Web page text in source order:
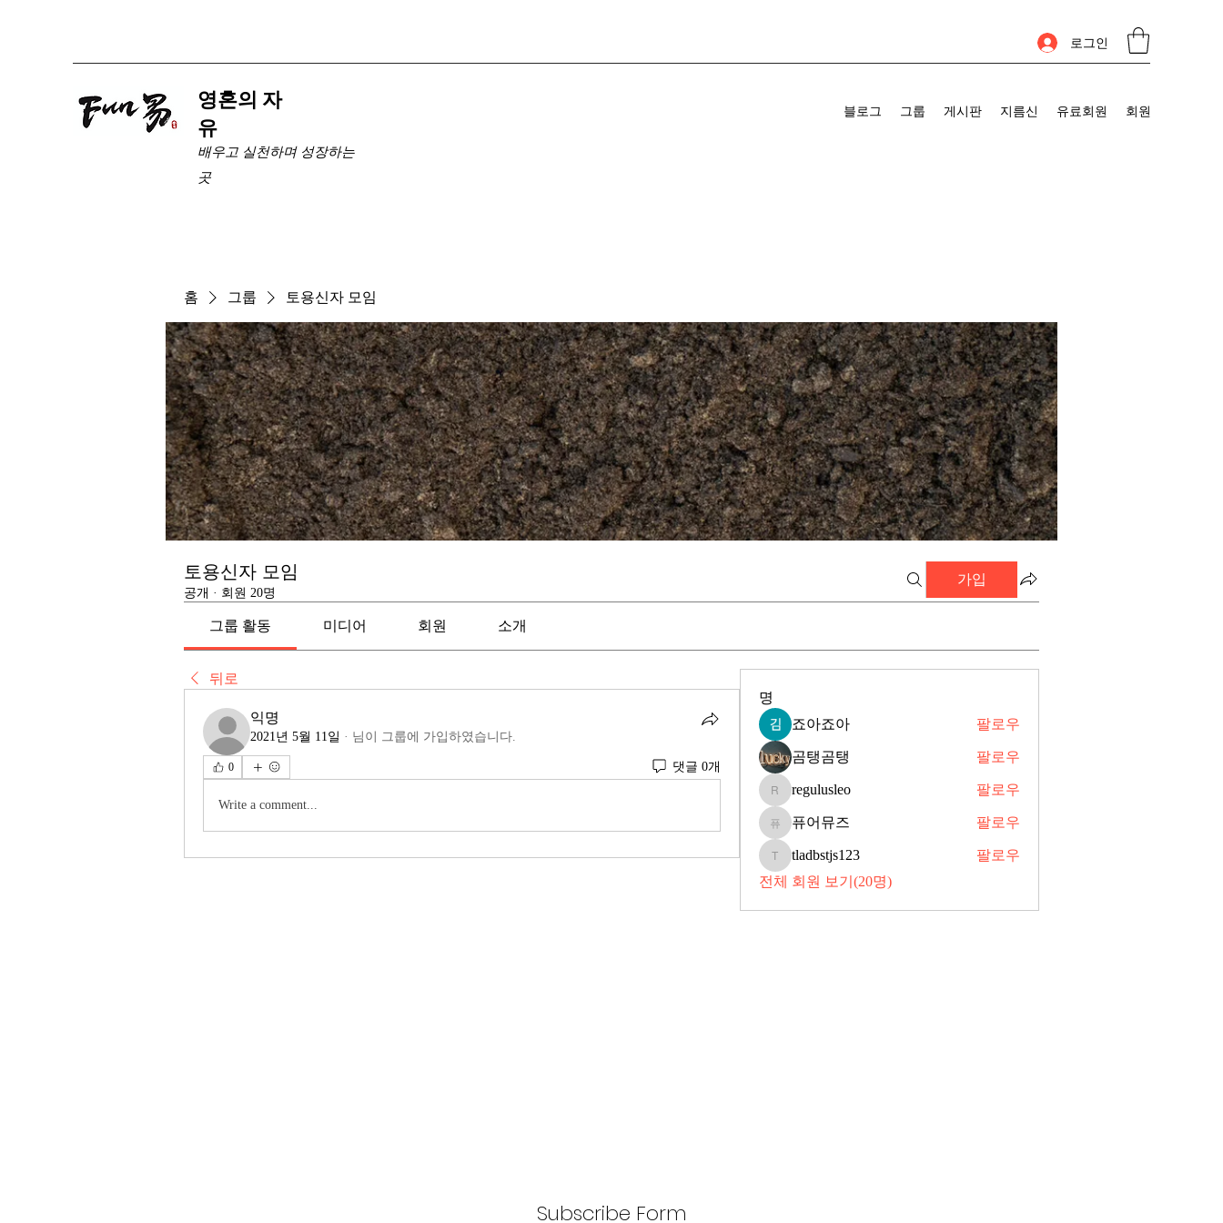
로그인
​영혼의 자
유
배우고 실천하며 성장하는
곳
블로그 그룹 게시판 지름신 유료회원 회원
홈 그룹 토용신자 모임
토용신자 모임
공개 · 회원 20명
가입
그룹 활동 미디어 회원 소개
뒤로
익명
2021년 5월 11일 · 님이 그룹에 가입하였습니다.
0 댓글 0개
Write a comment...
명
죠아죠아 팔로우
곰탱곰탱 팔로우
regulusleo
regulusleo 팔로우
퓨어뮤즈
퓨어뮤즈 팔로우
tladbstjs123
tladbstjs123
팔로우
전체 회원 보기(20명)
Subscribe Form